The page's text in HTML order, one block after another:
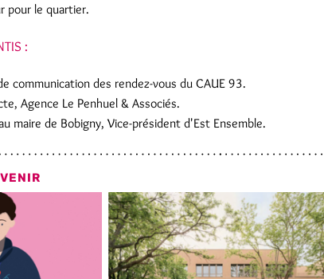
pour le quartier.
:
communication des rendez-vous du CAUE 93.
Agence Le Penhuel & Associés.
maire de Bobigny, Vice-président d'Est Ensemble.